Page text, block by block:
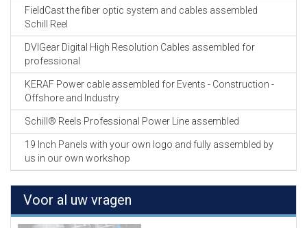
FieldCast the fiber optic system and cables assembled
Schill Reel
DVIGear Digital High Resolution Cables assembled for
professional
KERAF Power cable assembled for Events - Construction -
Offshore and Industry
Schill® Reels Professional Power Line assembled
19 Inch Panels with your own logo and fully assembled by
us in our own workshop
Voor al uw vragen